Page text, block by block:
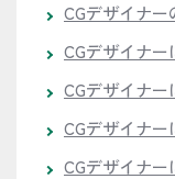
CGデザイナー
CGデザイナー
CGデザイナー
CGデザイナー
CGデザイナ